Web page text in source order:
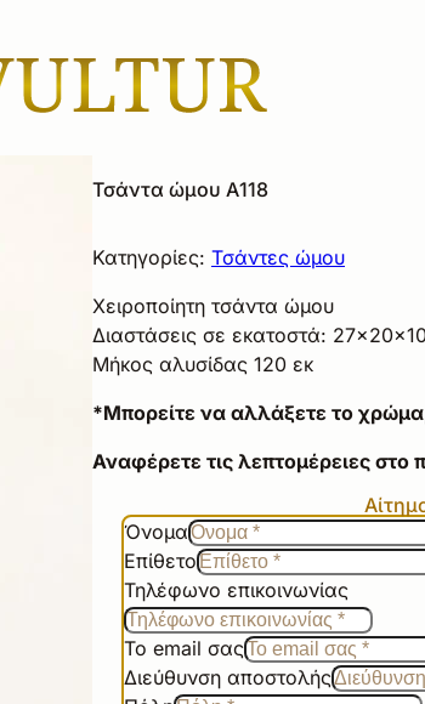
Τσάντα ώμου Α118
Κατηγορίες: Τσάντες ώμου
Χειροποίητη τσάντα ώμου
Διαστάσεις σε εκατοστά:
Μήκος αλυσίδας 120 εκ
*Μπορείτε να αλλάξετε το
Αναφέρετε τις λεπτομέρειες
Όνομα
Επίθετο
Τηλέφωνο επικοινωνίας
Το email σας
Διεύθυνση αποστολής